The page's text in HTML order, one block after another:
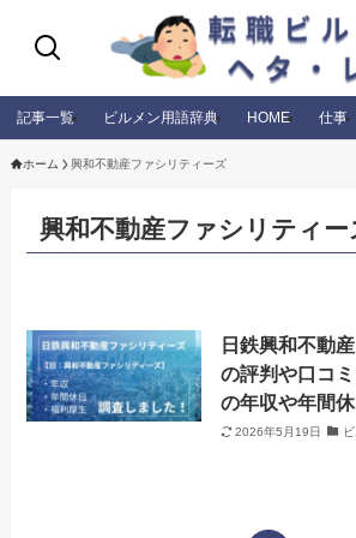
記事一覧 ビルメン用語辞典 HOME 仕事
ホーム 興和不動産ファシリティーズ
興和不動産ファシリティー
日鉄興和不動
の評判や口コ
の年収や年間
2026年5月19日